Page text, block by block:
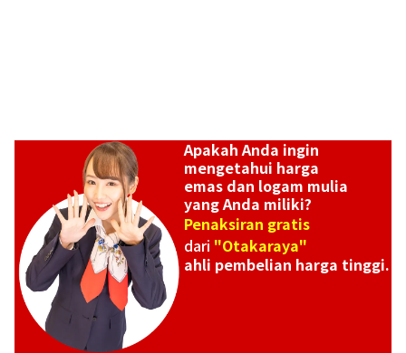
Apakah Anda ingin
mengetahui harga
emas dan logam mulia
yang Anda miliki?
Penaksiran gratis
dari "Otakaraya"
ahli pembelian harga tinggi.